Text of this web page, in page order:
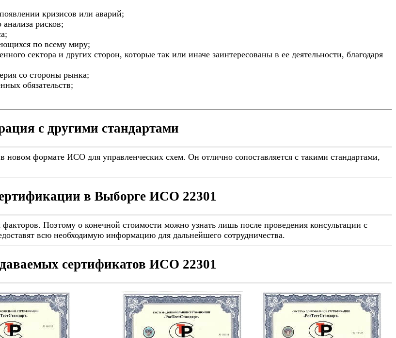
кризисов или аварий;
анализа рисков;
по всему миру;
сектора и других сторон, которые так или иначе заинтересованы в ее деятельности, благодаря
со стороны рынка;
обязательств;
с другими стандартами
формате ИСО для управленческих схем. Он отлично сопоставляется с такими стандартами,
в Выборге ИСО 22301
Поэтому о конечной стоимости можно узнать лишь после проведения консультации с
всю необходимую информацию для дальнейшего сотрудничества.
сертификатов ИСО 22301